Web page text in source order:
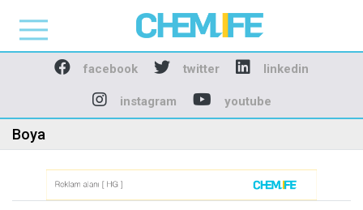
Chemlife - Basılı ve
facebook twitter linkedin
instagram youtube
Boya